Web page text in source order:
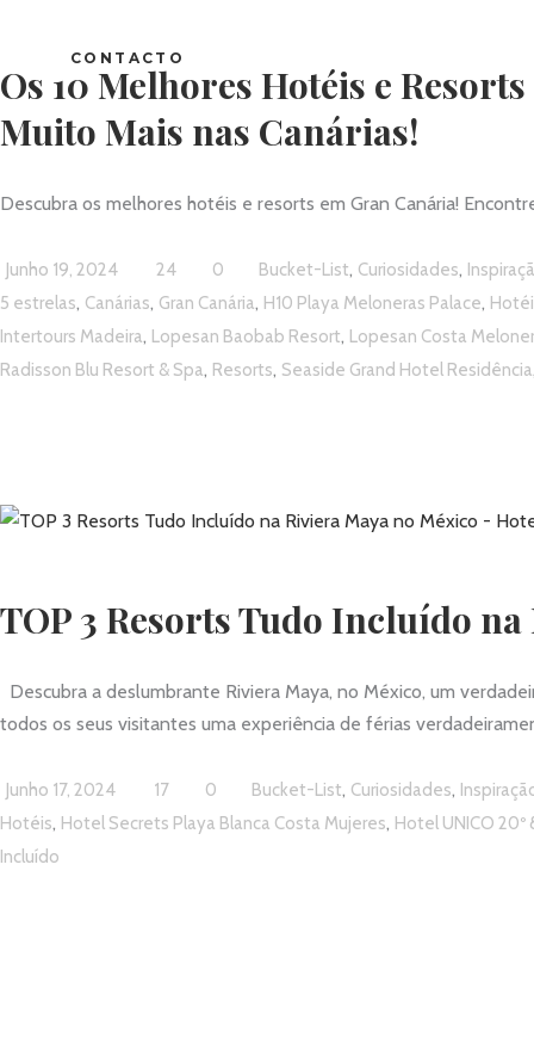
CONTACTO
Os 10 Melhores Hotéis e
Muito Mais nas Canárias!
Descubra os melhores hotéis e resorts em Gran Canária!
Junho 19, 2024 24 0 Bucket-List, Curiosidades,
5 estrelas, Canárias, Gran Canária, H10 Playa Meloneras Palace,
Intertours Madeira, Lopesan Baobab Resort, Lopesan Costa
Radisson Blu Resort & Spa, Resorts, Seaside Grand Hotel Residência
TOP 3 Resorts Tudo Incluído
Descubra a deslumbrante Riviera Maya, no México, um
todos os seus visitantes uma experiência de férias
Junho 17, 2024 17 0 Bucket-List, Curiosidades,
Hotéis, Hotel Secrets Playa Blanca Costa Mujeres, Hotel UNICO 20º
Incluído